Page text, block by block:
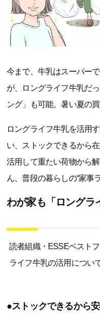
今まで、牛乳はスーパー
が、ロングライフ牛乳だ
ング」も可能。暑い夏の
ロングライフ牛乳を活用
い、ストックできるから
活用して重たい荷物から
ん、普段の暮らしの“家事
わが家も「ロングラ
読者組織・ESSEベスト
ライフ牛乳の活用につい
●ストックできるから